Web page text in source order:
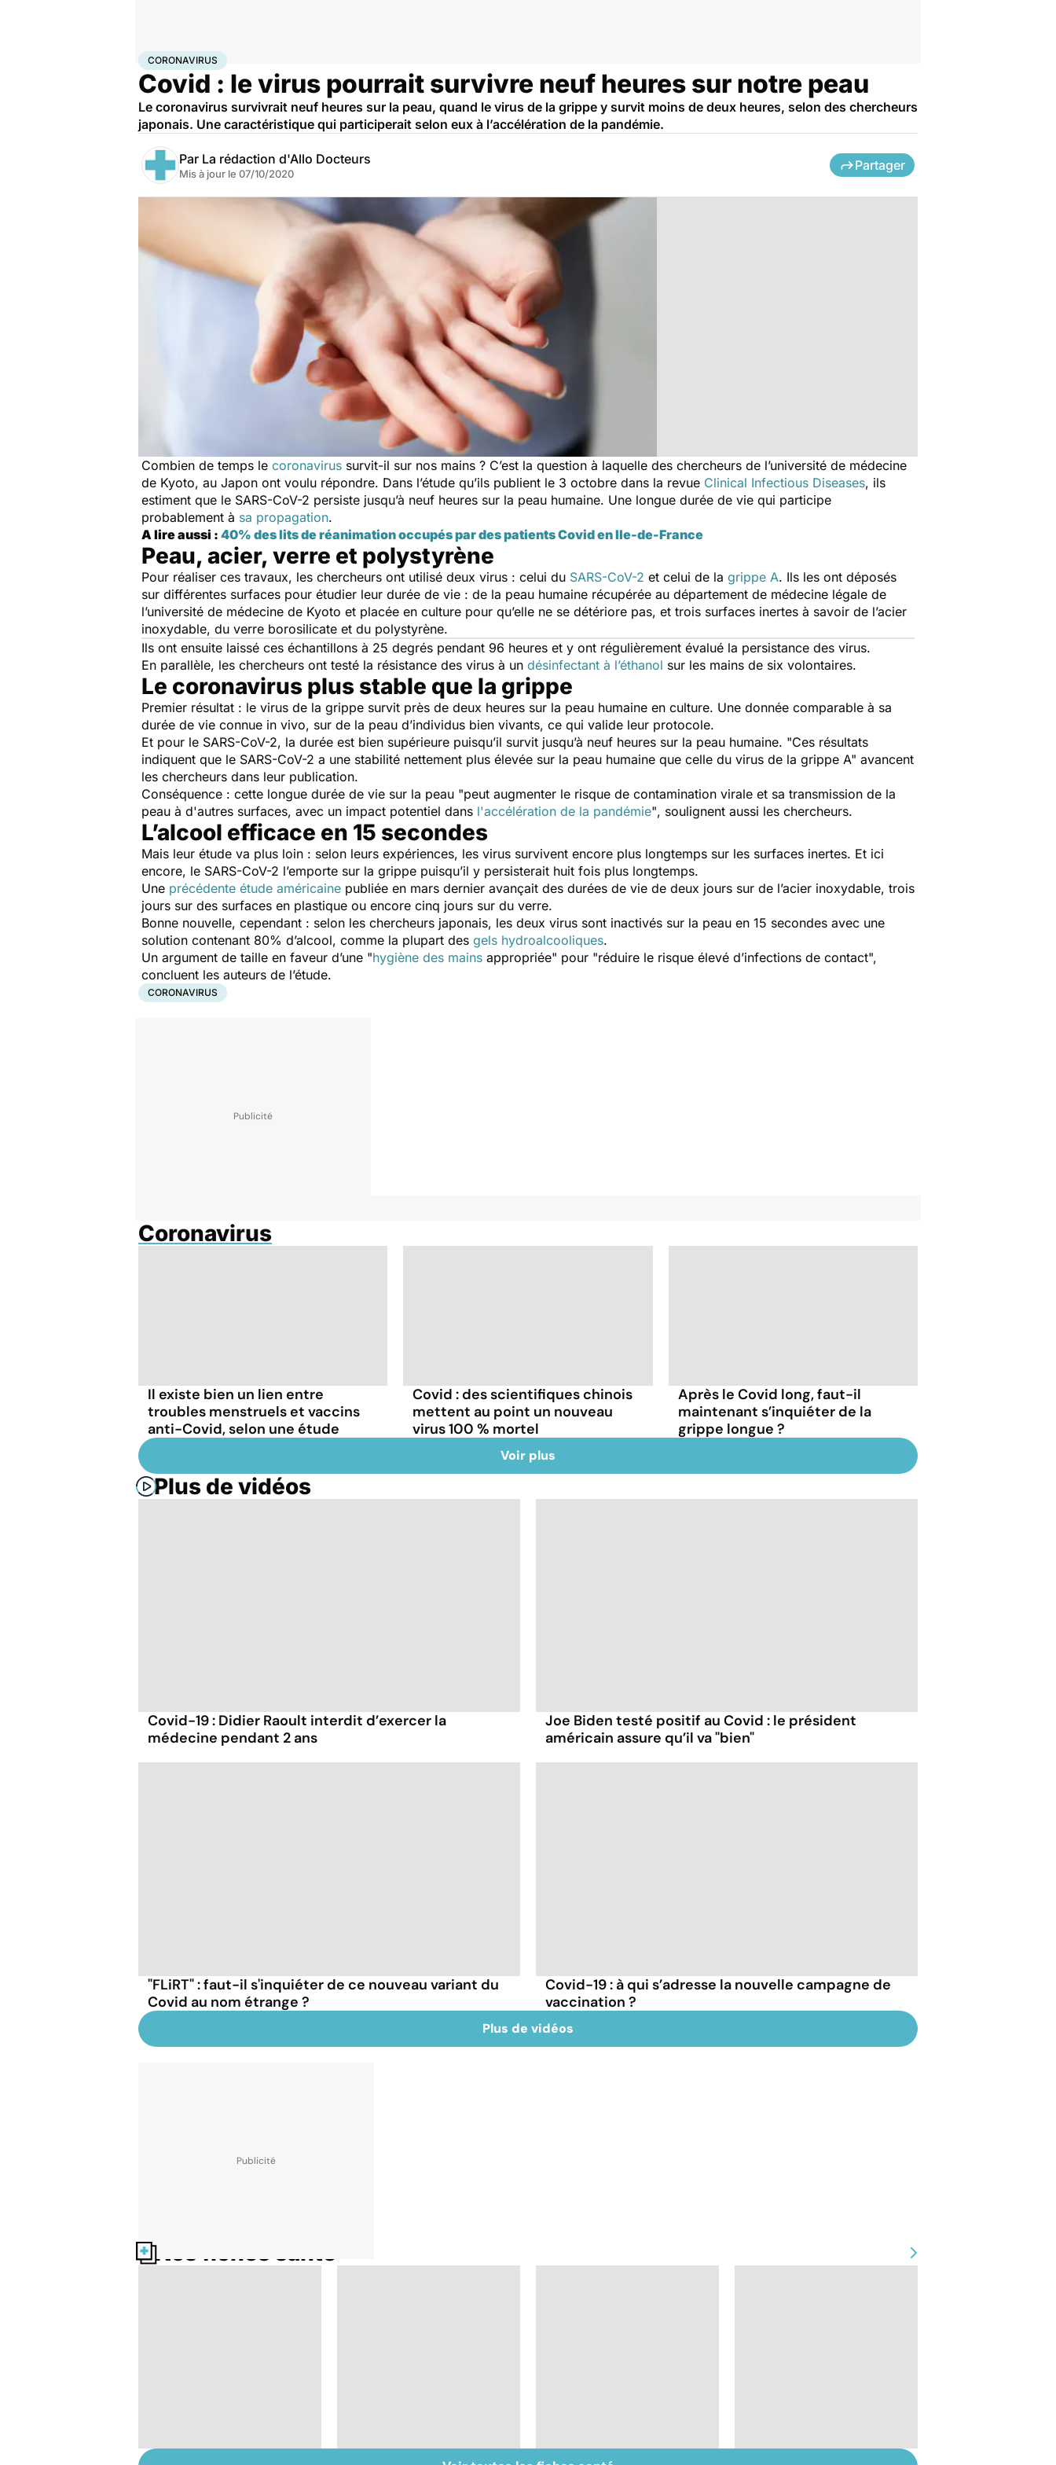
AccueilSantéMaladies
CORONAVIRUS
Covid : le virus pourrait survivre neuf heures sur notre peau
Le coronavirus survivrait neuf heures sur la peau, quand le virus de la grippe y survit moins de deux heures, selon des chercheurs
japonais. Une caractéristique qui participerait selon eux à l’accélération de la pandémie.
Par La rédaction d'Allo Docteurs
Mis à jour le 07/10/2020
Partager
Combien de temps le coronavirus survit-il sur nos mains ? C’est la question à laquelle des chercheurs de l’université de médecine
de Kyoto, au Japon ont voulu répondre. Dans l’étude qu’ils publient le 3 octobre dans la revue Clinical Infectious Diseases, ils
estiment que le SARS-CoV-2 persiste jusqu’à neuf heures sur la peau humaine. Une longue durée de vie qui participe
probablement à sa propagation.
A lire aussi : 40% des lits de réanimation occupés par des patients Covid en Ile-de-France
Peau, acier, verre et polystyrène
Pour réaliser ces travaux, les chercheurs ont utilisé deux virus : celui du SARS-CoV-2 et celui de la grippe A. Ils les ont déposés
sur différentes surfaces pour étudier leur durée de vie : de la peau humaine récupérée au département de médecine légale de
l’université de médecine de Kyoto et placée en culture pour qu’elle ne se détériore pas, et trois surfaces inertes à savoir de l’acier
inoxydable, du verre borosilicate et du polystyrène.
Ils ont ensuite laissé ces échantillons à 25 degrés pendant 96 heures et y ont régulièrement évalué la persistance des virus.
En parallèle, les chercheurs ont testé la résistance des virus à un désinfectant à l’éthanol sur les mains de six volontaires.
Le coronavirus plus stable que la grippe
Premier résultat : le virus de la grippe survit près de deux heures sur la peau humaine en culture. Une donnée comparable à sa
durée de vie connue in vivo, sur de la peau d’individus bien vivants, ce qui valide leur protocole.
Et pour le SARS-CoV-2, la durée est bien supérieure puisqu’il survit jusqu’à neuf heures sur la peau humaine. "Ces résultats
indiquent que le SARS-CoV-2 a une stabilité nettement plus élevée sur la peau humaine que celle du virus de la grippe A" avancent
les chercheurs dans leur publication.
Conséquence : cette longue durée de vie sur la peau "peut augmenter le risque de contamination virale et sa transmission de la
peau à d'autres surfaces, avec un impact potentiel dans l'accélération de la pandémie", soulignent aussi les chercheurs.
L’alcool efficace en 15 secondes
Mais leur étude va plus loin : selon leurs expériences, les virus survivent encore plus longtemps sur les surfaces inertes. Et ici
encore, le SARS-CoV-2 l’emporte sur la grippe puisqu’il y persisterait huit fois plus longtemps.
Une précédente étude américaine publiée en mars dernier avançait des durées de vie de deux jours sur de l’acier inoxydable, trois
jours sur des surfaces en plastique ou encore cinq jours sur du verre.
Bonne nouvelle, cependant : selon les chercheurs japonais, les deux virus sont inactivés sur la peau en 15 secondes avec une
solution contenant 80% d’alcool, comme la plupart des gels hydroalcooliques.
Un argument de taille en faveur d’une "hygiène des mains appropriée" pour "réduire le risque élevé d’infections de contact",
concluent les auteurs de l’étude.
CORONAVIRUS
Coronavirus
Il existe bien un lien entre
troubles menstruels et vaccins
anti-Covid, selon une étude
Covid : des scientifiques chinois
mettent au point un nouveau
virus 100 % mortel
Après le Covid long, faut-il
maintenant s’inquiéter de la
grippe longue ?
Voir plus
Plus de vidéos
Covid-19 : Didier Raoult interdit d’exercer la
médecine pendant 2 ans
Joe Biden testé positif au Covid : le président
américain assure qu’il va "bien"
"FLiRT" : faut-il s'inquiéter de ce nouveau variant du
Covid au nom étrange ?
Covid-19 : à qui s’adresse la nouvelle campagne de
vaccination ?
Plus de vidéos
Nos fiches santé